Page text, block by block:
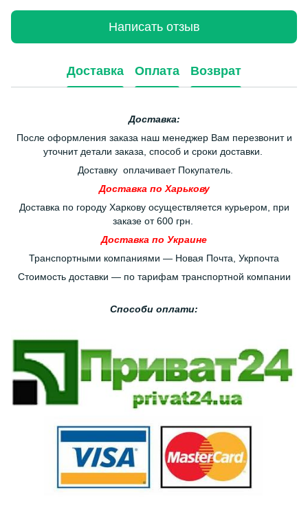
Написать отзыв
Доставка Оплата Возврат
Доставка:
После оформления заказа наш менеджер Вам перезвонит и
уточнит детали заказа, способ и сроки доставки.
Доставку оплачивает Покупатель.
Доставка по Харькову
Доставка по городу Харкову осуществляется курьером, при
заказе от 600 грн.
Доставка по Украине
Транспортными компаниями — Новая Почта, Укрпочта
Стоимость доставки — по тарифам транспортной компании
Способи оплати: